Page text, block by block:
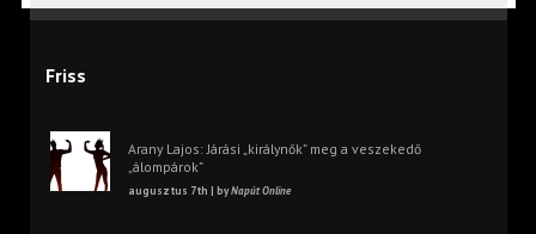
Friss
Arany Lajos: Járási „királynők” meg a veszekedő
„álompárok”
augusztus 7th | byNapút Online